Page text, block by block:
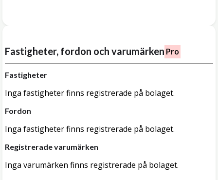
Fastigheter, fordon och varumärken Pro
Fastigheter
Inga fastigheter finns registrerade på bolaget.
Fordon
Inga fastigheter finns registrerade på bolaget.
Registrerade varumärken
Inga varumärken finns registrerade på bolaget.